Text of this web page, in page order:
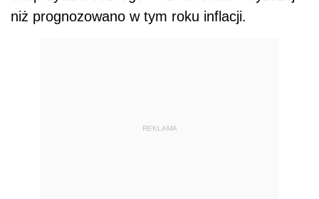
niż prognozowano w tym roku inflacji.
REKLAMA